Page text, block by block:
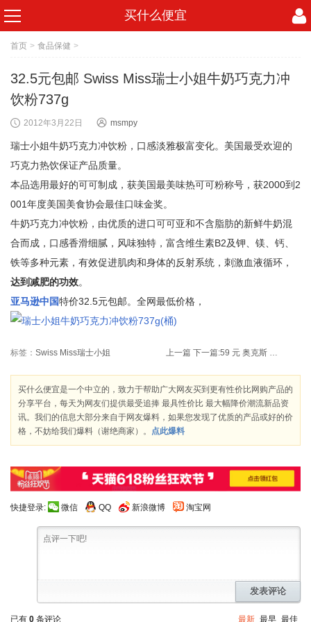
买什么便宜
首页 > 食品保健 >
32.5元包邮 Swiss Miss瑞士小姐牛奶巧克力冲
饮粉737g
2012年3月22日 msmpy
瑞士小姐牛奶巧克力冲饮粉，口感淡雅极富变化。美国最受欢迎的
巧克力热饮保证产品质量。
本品选用最好的可可制成，获美国最美味热可可粉称号，获2000到2
001年度美国美食协会最佳口味金奖。
牛奶巧克力冲饮粉，由优质的进口可可亚和不含脂肪的新鲜牛奶混
合而成，口感香滑细腻，风味独特，富含维生素B2及钾、镁、钙、
铁等多种元素，有效促进肌肉和身体的反射系统，刺激血液循环，
达到减肥的功效。
亚马逊中国特价32.5元包邮。全网最低价格，
标签： Swiss Miss瑞士小姐 上一篇 下一篇: 59 元 奥克斯 AUX AUX-15A20 1500W 不锈钢电水壶（2L）
买什么便宜是一个中立的，致力于帮助广大网友买到更有性价比网购产品的
分享平台，每天为网友们提供最受追捧 最具性价比 最大幅降价潮流新品资
讯。我们的信息大部分来自于网友爆料，如果您发现了优质的产品或好的价
格，不妨给我们爆料（谢绝商家）。 点此爆料
快捷登录: 微信 QQ 新浪微博 淘宝网
发表评论
已有 0 条评论 最新 最早 最佳